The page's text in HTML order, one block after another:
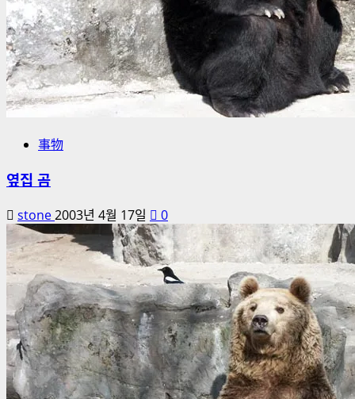
事物
옆집 곰
stone2003년 4월 17일 0